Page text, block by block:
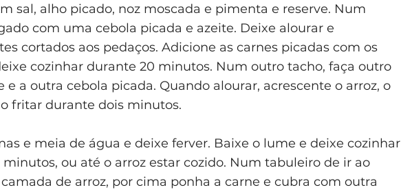
sal, alho picado, noz moscada e pimenta e reserve. Num
com uma cebola picada e azeite. Deixe alourar e
cortados aos pedaços. Adicione as carnes picadas com os
cozinhar durante 20 minutos. Num outro tacho, faça outro
e a outra cebola picada. Quando alourar, acrescente o arroz, o
fritar durante dois minutos.
e meia de água e deixe ferver. Baixe o lume e deixe cozinhar
ou até o arroz estar cozido. Num tabuleiro de ir ao
de arroz, por cima ponha a carne e cubra com outra